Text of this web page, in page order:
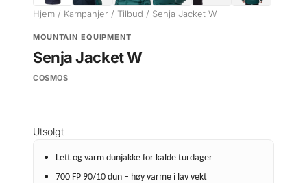
Hjem / Kampanjer / Tilbud / Senja Jacket W
MOUNTAIN EQUIPMENT
Senja Jacket W
COSMOS
Utsolgt
Lett og varm dunjakke for kalde turdager
700 FP 90/10 dun – høy varme i lav vekt